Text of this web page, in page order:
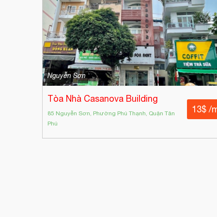
Nguyễn Sơn
Tòa Nhà Casanova Building
85 Nguyễn Sơn, Phường Phú Thạnh, Quận Tân
Phú
13$ /